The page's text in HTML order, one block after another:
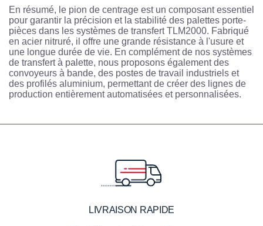
En résumé, le pion de centrage est un composant essentiel
pour garantir la précision et la stabilité des palettes porte-
pièces dans les systèmes de transfert TLM2000. Fabriqué
en acier nitruré, il offre une grande résistance à l'usure et
une longue durée de vie. En complément de nos systèmes
de transfert à palette, nous proposons également des
convoyeurs à bande, des postes de travail industriels et
des profilés aluminium, permettant de créer des lignes de
production entièrement automatisées et personnalisées.
LIVRAISON RAPIDE